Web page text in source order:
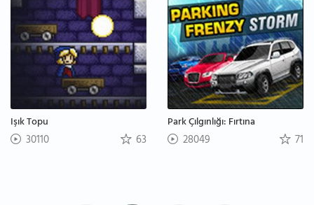
Işık Topu
30110 63
Park Çılgınlığı: Fırtına
28049 71